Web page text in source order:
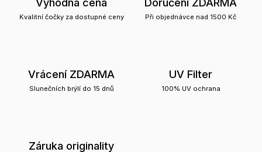
Kvalitní čočky za dostupné ceny Při objednávce nad 1500 Kč
Vrácení ZDARMA
Slunečních brýlí do 15 dnů
UV Filter
100% UV ochrana
Záruka originality